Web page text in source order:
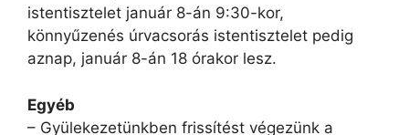
istentisztelet január 8-án 9:30-kor,
könnyűzenés úrvacsorás istentisztelet pedig
aznap, január 8-án 18 órakor lesz.
Egyéb
– Gyülekezetünkben frissítést végezünk a